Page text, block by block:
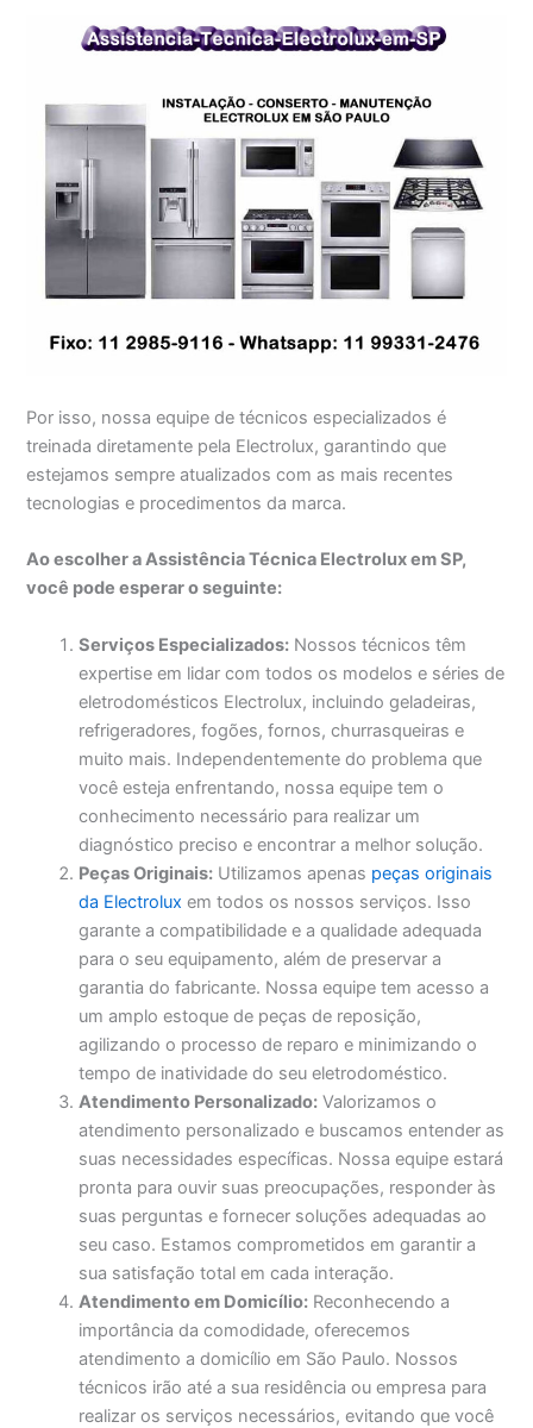
Por isso, nossa equipe de técnicos especializados é
treinada diretamente pela Electrolux, garantindo que
estejamos sempre atualizados com as mais recentes
tecnologias e procedimentos da marca.
Ao escolher a Assistência Técnica Electrolux em SP,
você pode esperar o seguinte:
Serviços Especializados: Nossos técnicos têm
expertise em lidar com todos os modelos e séries de
eletrodomésticos Electrolux, incluindo geladeiras,
refrigeradores, fogões, fornos, churrasqueiras e
muito mais. Independentemente do problema que
você esteja enfrentando, nossa equipe tem o
conhecimento necessário para realizar um
diagnóstico preciso e encontrar a melhor solução.
Peças Originais: Utilizamos apenas peças originais
da Electrolux em todos os nossos serviços. Isso
garante a compatibilidade e a qualidade adequada
para o seu equipamento, além de preservar a
garantia do fabricante. Nossa equipe tem acesso a
um amplo estoque de peças de reposição,
agilizando o processo de reparo e minimizando o
tempo de inatividade do seu eletrodoméstico.
Atendimento Personalizado: Valorizamos o
atendimento personalizado e buscamos entender as
suas necessidades específicas. Nossa equipe estará
pronta para ouvir suas preocupações, responder às
suas perguntas e fornecer soluções adequadas ao
seu caso. Estamos comprometidos em garantir a
sua satisfação total em cada interação.
Atendimento em Domicílio: Reconhecendo a
importância da comodidade, oferecemos
atendimento a domicílio em São Paulo. Nossos
técnicos irão até a sua residência ou empresa para
realizar os serviços necessários, evitando que você